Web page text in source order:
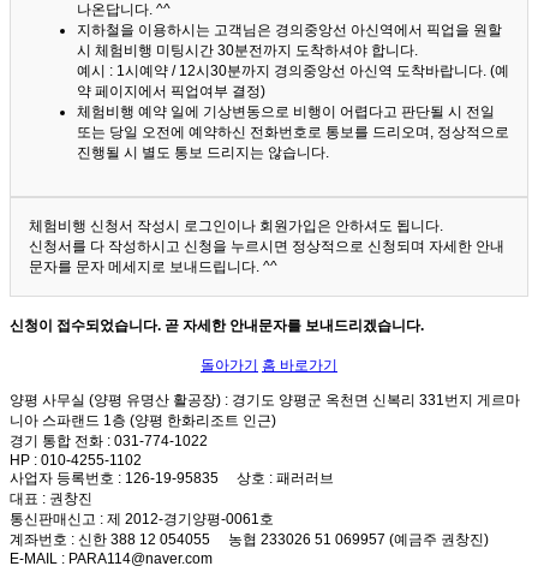
나온답니다. ^^
지하철을 이용하시는 고객님은 경의중앙선 아신역에서 픽업을 원할
시 체험비행 미팅시간 30분전까지 도착하셔야 합니다.
예시 : 1시예약 / 12시30분까지 경의중앙선 아신역 도착바랍니다. (예
약 페이지에서 픽업여부 결정)
체험비행 예약 일에 기상변동으로 비행이 어렵다고 판단될 시 전일
또는 당일 오전에 예약하신 전화번호로 통보를 드리오며, 정상적으로
진행될 시 별도 통보 드리지는 않습니다.
체험비행 신청서 작성시 로그인이나 회원가입은 안하셔도 됩니다.
신청서를 다 작성하시고 신청을 누르시면 정상적으로 신청되며 자세한 안내
문자를 문자 메세지로 보내드립니다. ^^
신청이 접수되었습니다. 곧 자세한 안내문자를 보내드리겠습니다.
돌아가기 홈 바로가기
양평 사무실 (양평 유명산 활공장) : 경기도 양평군 옥천면 신복리 331번지 게르마
니아 스파랜드 1층 (양평 한화리조트 인근)
경기 통합 전화 : 031-774-1022
HP : 010-4255-1102
사업자 등록번호 : 126-19-95835 상호 : 패러러브
대표 : 권창진
통신판매신고 : 제 2012-경기양평-0061호
계좌번호 : 신한 388 12 054055 농협 233026 51 069957 (예금주 권창진)
E-MAIL : PARA114@naver.com